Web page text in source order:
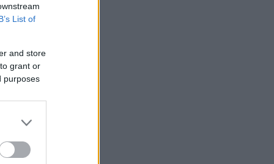
List of
and store
grant or
purposes